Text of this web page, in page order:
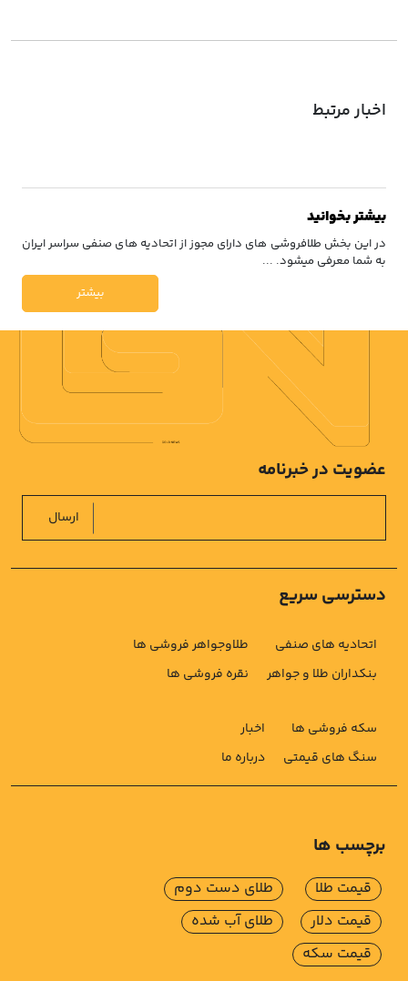
اخبار مرتبط
بیشتر بخوانید
در این بخش طلافروشی های دارای مجوز از اتحادیه های صنفی سراسر ایران
به شما معرفی میشود. ...
بیشتر
دسترسی سریع
اتحادیه های صنفی
بنکداران طلا و جواهر
طلاوجواهر فروشی ها
نقره فروشی ها
سکه فروشی ها
سنگ های قیمتی
اخبار
درباره ما
عضویت در خبرنامه
ارسال
برچسب ها
قیمت طلا
قیمت دلار
قیمت سکه
طلای دست دوم
طلای آب شده